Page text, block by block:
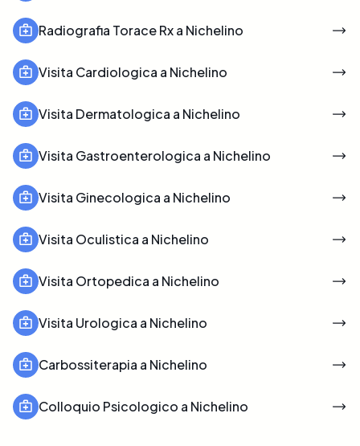
Radiografia Torace Rx a Nichelino
Visita Cardiologica a Nichelino
Visita Dermatologica a Nichelino
Visita Gastroenterologica a Nichelino
Visita Ginecologica a Nichelino
Visita Oculistica a Nichelino
Visita Ortopedica a Nichelino
Visita Urologica a Nichelino
Carbossiterapia a Nichelino
Colloquio Psicologico a Nichelino